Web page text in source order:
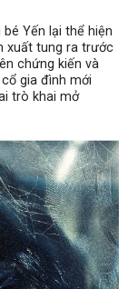
Yến lại thể hiện
xuất tung ra trước
chứng kiến và
gia đình mới
trò khai mở